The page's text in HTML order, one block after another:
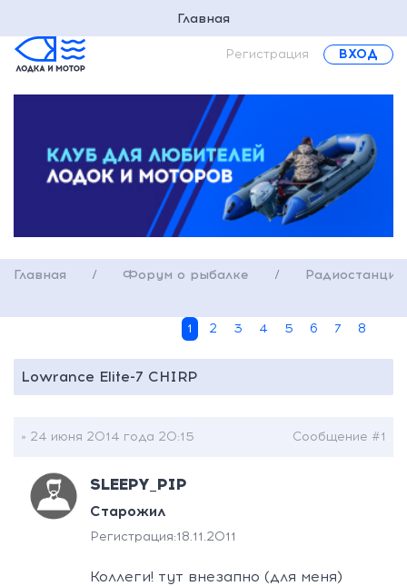
Главная
Регистрация ВХОД
Главная / Форум о рыбалке /
1 2 3 4 5 6 7 8
Lowrance Elite-7 CHIRP
» 24 июня 2014 года 20:15 Сообщение #1
SLEEPY_PIP
Старожил
Регистрация:18.11.2011
Коллеги! тут внезапно (для меня)